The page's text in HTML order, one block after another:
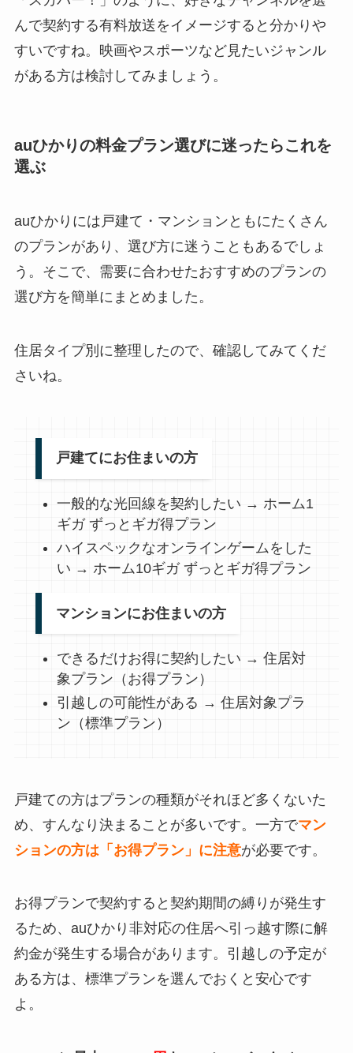
んで契約する有料放送をイメージすると分かりや
すいですね。映画やスポーツなど見たいジャンル
がある方は検討してみましょう。
auひかりの料金プラン選びに迷ったらこれを
選ぶ
auひかりには戸建て・マンションともにたくさん
のプランがあり、選び方に迷うこともあるでしょ
う。そこで、需要に合わせたおすすめのプランの
選び方を簡単にまとめました。
住居タイプ別に整理したので、確認してみてくだ
さいね。
戸建てにお住まいの方
一般的な光回線を契約したい → ホーム1
ギガ ずっとギガ得プラン
ハイスペックなオンラインゲームをした
い → ホーム10ギガ ずっとギガ得プラン
マンションにお住まいの方
できるだけお得に契約したい → 住居対
象プラン（お得プラン）
引越しの可能性がある → 住居対象プラ
ン（標準プラン）
戸建ての方はプランの種類がそれほど多くないた
め、すんなり決まることが多いです。一方でマン
ションの方は「お得プラン」に注意が必要です。
お得プランで契約すると契約期間の縛りが発生す
るため、auひかり非対応の住居へ引っ越す際に解
約金が発生する場合があります。引越しの予定が
ある方は、標準プランを選んでおくと安心です
よ。